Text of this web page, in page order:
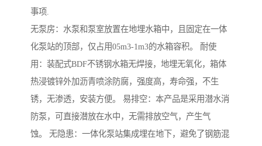
事项.
无泵房：水泵和泵室放置在地埋水箱中，且固定在一体
化泵站的顶部，仅占用05m3-1m3的水箱容积。 耐使
用：装配式BDF不锈钢水箱无焊接，地埋无氧化，箱体
热浸镀锌外加沥青喷涂防腐，强度高，寿命强，不生
锈，无渗透，安装方便。 易排空：本产品是采用潜水消
防泵，可直接潜放在水中，无需排放空气，产生气
蚀。 无隐患：一体化泵站集成埋在地下，避免了钢筋混